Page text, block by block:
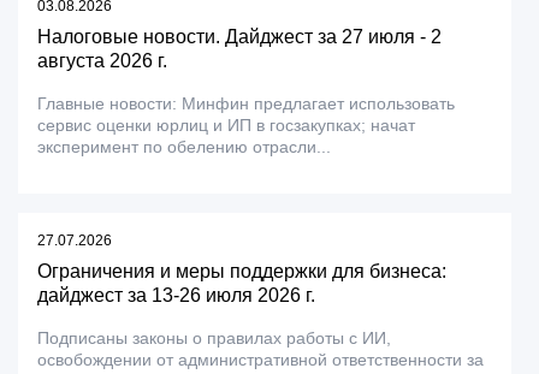
03.08.2026
Налоговые новости. Дайджест за 27 июля - 2
августа 2026 г.
Главные новости: Минфин предлагает использовать
сервис оценки юрлиц и ИП в госзакупках; начат
эксперимент по обелению отрасли...
27.07.2026
Ограничения и меры поддержки для бизнеса:
дайджест за 13-26 июля 2026 г.
Подписаны законы о правилах работы с ИИ,
освобождении от административной ответственности за